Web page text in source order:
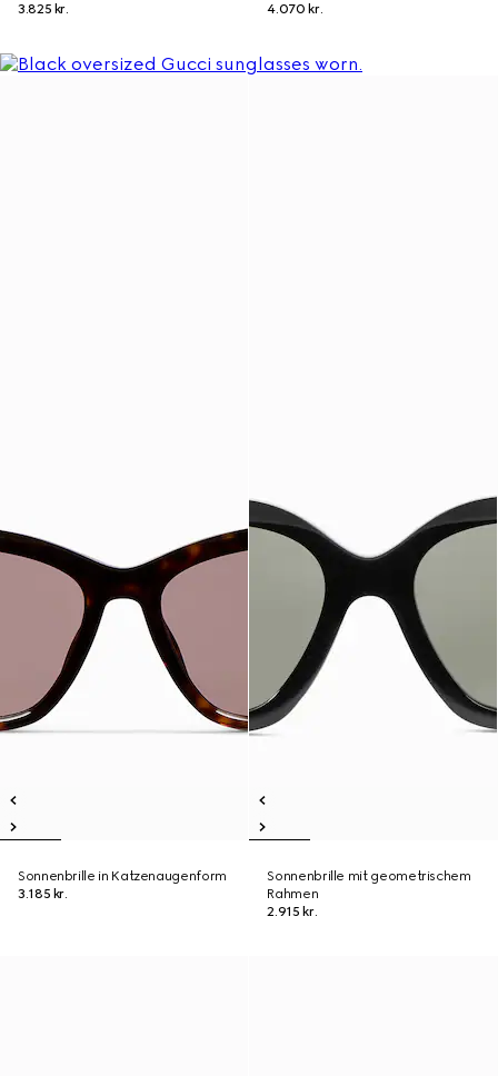
3.825 kr.
4.070 kr.
Sonnenbrille in Katzenaugenform
3.185 kr.
Sonnenbrille mit geometrischem
Rahmen
2.915 kr.